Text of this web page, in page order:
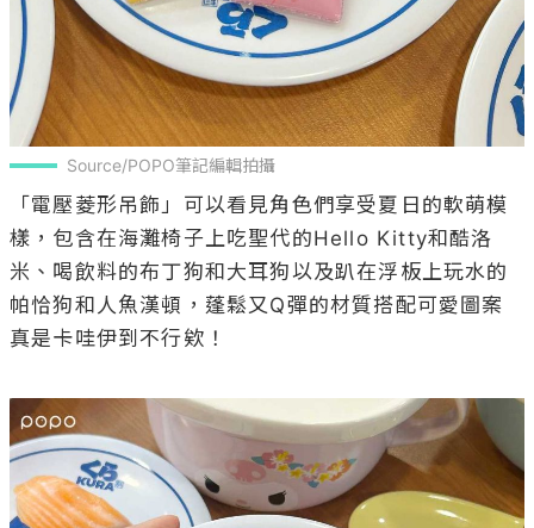
Source/POPO筆記編輯拍攝
「電壓菱形吊飾」可以看見角色們享受夏日的軟萌模
樣，包含在海灘椅子上吃聖代的Hello Kitty和酷洛
米、喝飲料的布丁狗和大耳狗以及趴在浮板上玩水的
帕恰狗和人魚漢頓，蓬鬆又Q彈的材質搭配可愛圖案
真是卡哇伊到不行欸！